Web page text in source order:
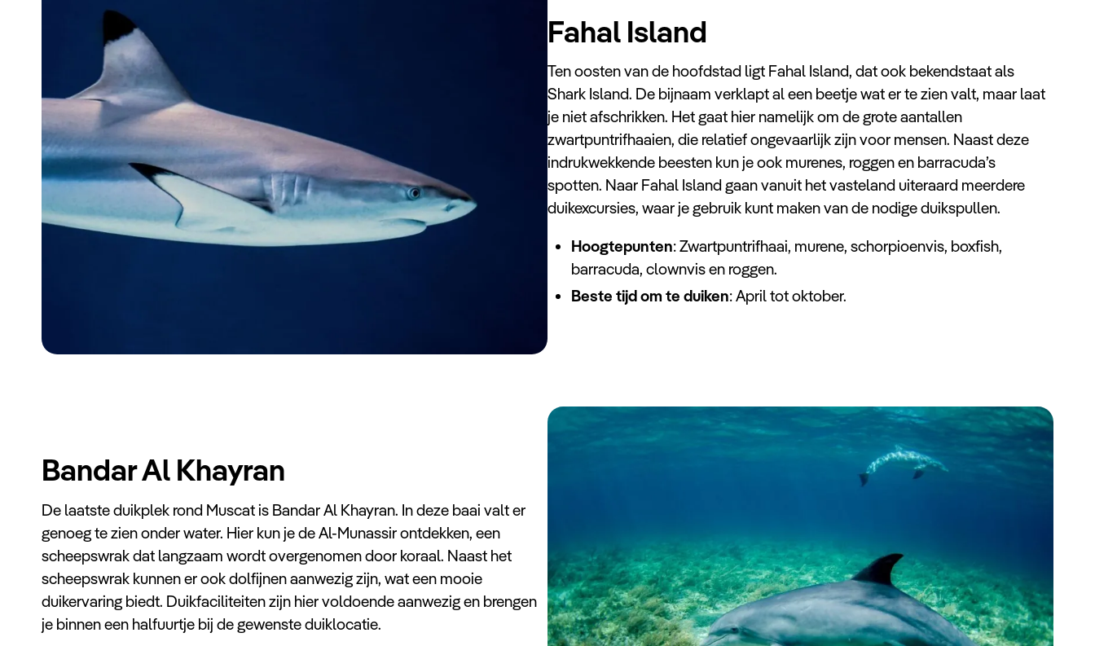
Fahal Island
Ten oosten van de hoofdstad ligt Fahal Island, dat ook bekendstaat als
Shark Island. De bijnaam verklapt al een beetje wat er te zien valt, maar laat
je niet afschrikken. Het gaat hier namelijk om de grote aantallen
zwartpuntrifhaaien, die relatief ongevaarlijk zijn voor mensen. Naast deze
indrukwekkende beesten kun je ook murenes, roggen en barracuda’s
spotten. Naar Fahal Island gaan vanuit het vasteland uiteraard meerdere
duikexcursies, waar je gebruik kunt maken van de nodige duikspullen.
Hoogtepunten: Zwartpuntrifhaai, murene, schorpioenvis, boxfish,
barracuda, clownvis en roggen.
Beste tijd om te duiken: April tot oktober.
Bandar Al Khayran
De laatste duikplek rond Muscat is Bandar Al Khayran. In deze baai valt er
genoeg te zien onder water. Hier kun je de Al-Munassir ontdekken, een
scheepswrak dat langzaam wordt overgenomen door koraal. Naast het
scheepswrak kunnen er ook dolfijnen aanwezig zijn, wat een mooie
duikervaring biedt. Duikfaciliteiten zijn hier voldoende aanwezig en brengen
je binnen een halfuurtje bij de gewenste duiklocatie.